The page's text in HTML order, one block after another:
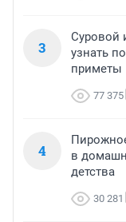
3
Суровой
узнать
приметы
77 375
4
в
детства
30 281